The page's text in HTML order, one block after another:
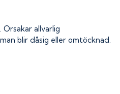
Orsakar allvarlig
blir dåsig eller omtöcknad.